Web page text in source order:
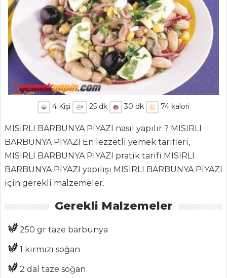
ANASAYFA
4Kişi 25 dk 30 dk 74 kalori
MISIRLI BARBUNYA PİYAZI nasıl yapılır ? MISIRLI
BARBUNYA PİYAZI En lezzetli yemek tarifleri,
MISIRLI BARBUNYA PİYAZI pratik tarifi MISIRLI
BARBUNYA PİYAZI yapılışı MISIRLI BARBUNYA PİYAZI
için gerekli malzemeler.
Gerekli Malzemeler
250 gr taze barbunya
1 kırmızı soğan
2 dal taze soğan